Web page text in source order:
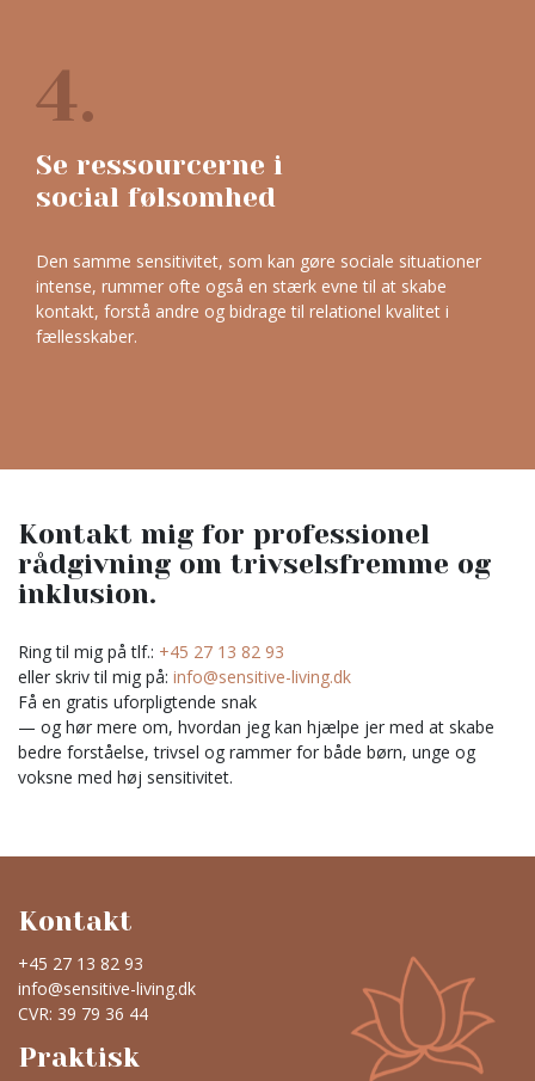
4.
Se ressourcerne i
social følsomhed
Den samme sensitivitet, som kan gøre sociale situationer
intense, rummer ofte også en stærk evne til at skabe
kontakt, forstå andre og bidrage til relationel kvalitet i
fællesskaber.
Kontakt mig for professionel
rådgivning om trivselsfremme og
inklusion.
Ring til mig på tlf.: +45 27 13 82 93
eller skriv til mig på: info@sensitive-living.dk
Få en gratis uforpligtende snak
— og hør mere om, hvordan jeg kan hjælpe jer med at skabe
bedre forståelse, trivsel og rammer for både børn, unge og
voksne med høj sensitivitet.
Kontakt
+45 27 13 82 93
info@sensitive-living.dk
CVR: 39 79 36 44
Praktisk